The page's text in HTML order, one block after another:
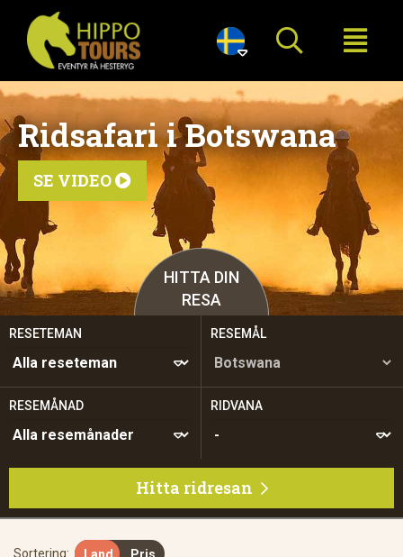

Ridsafari i Botswana
SE VIDEO 
HITTA DIN
RESA
RESETEMAN RESEMÅL
RESEMÅNAD RIDVANA
Hitta ridresan 
Sortering: Pris
Land